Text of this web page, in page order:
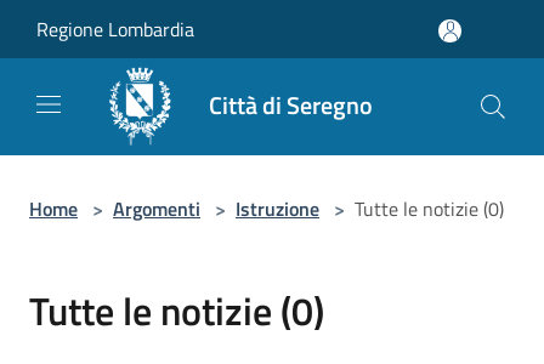
Regione Lombardia
Città di Seregno
Home > Argomenti > Istruzione > Tutte le notizie (0)
Tutte le notizie (0)